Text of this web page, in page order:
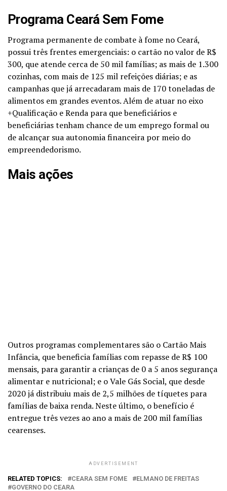
Programa Ceará Sem Fome
Programa permanente de combate à fome no Ceará,
possui três frentes emergenciais: o cartão no valor de R$
300, que atende cerca de 50 mil famílias; as mais de 1.300
cozinhas, com mais de 125 mil refeições diárias; e as
campanhas que já arrecadaram mais de 170 toneladas de
alimentos em grandes eventos. Além de atuar no eixo
+Qualificação e Renda para que beneficiários e
beneficiárias tenham chance de um emprego formal ou
de alcançar sua autonomia financeira por meio do
empreendedorismo.
Mais ações
Outros programas complementares são o Cartão Mais
Infância, que beneficia famílias com repasse de R$ 100
mensais, para garantir a crianças de 0 a 5 anos segurança
alimentar e nutricional; e o Vale Gás Social, que desde
2020 já distribuiu mais de 2,5 milhões de tíquetes para
famílias de baixa renda. Neste último, o benefício é
entregue três vezes ao ano a mais de 200 mil famílias
cearenses.
ADVERTISEMENT
RELATED TOPICS: CEARA SEM FOME
ELMANO DE FREITAS
GOVERNO DO CEARA